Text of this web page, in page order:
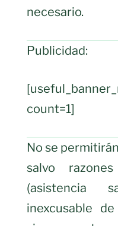
necesario.
Publicidad:
count=1]
No se
salvo
(asistencia
inexcusable